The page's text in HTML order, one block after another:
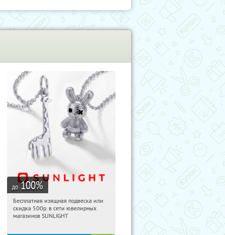
до 100%
17:10:13 Получили:
Россия
Бесплатная изящная подвеска или
скидка 500р. в сети ювелирных
магазинов SUNLIGHT